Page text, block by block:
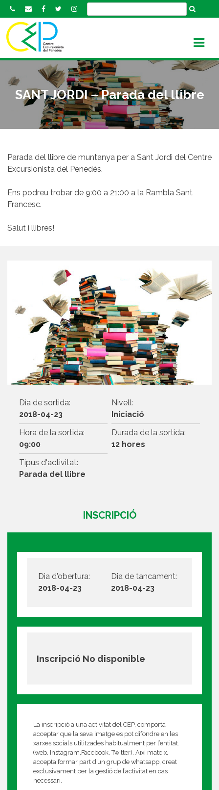
k
SANT JORDI – Parada del llibre
Parada del llibre de muntanya per a Sant Jordi del Centre
Excursionista del Penedès.
Ens podreu trobar de 9:00 a 21:00 a la Rambla Sant
Francesc.
Salut i llibres!
Dia de sortida:
2018-04-23
Nivell:
Iniciació
Hora de la sortida:
09:00
Durada de la sortida:
12 hores
Tipus d'activitat:
Parada del llibre
INSCRIPCIÓ
Dia d'obertura:
2018-04-23
Dia de tancament:
2018-04-23
Inscripció No disponible
La inscripció a una activitat del CEP, comporta
acceptar que la seva imatge es pot difondre en les
xarxes socials utilitzades habitualment per l’entitat.
(web, Instagram,Facebook, Twitter). Així mateix,
accepta formar part d’un grup de whatsapp, creat
exclusivament per la gestió de l’activitat en cas
necessari.